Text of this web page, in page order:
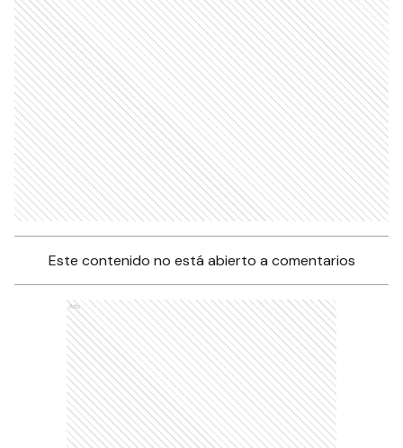
Este contenido no está abierto a comentarios
Ads